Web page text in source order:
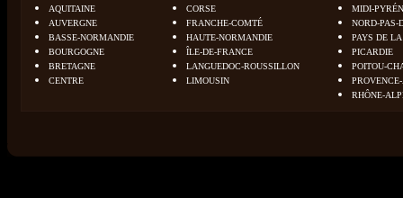
AQUITAINE
AUVERGNE
BASSE-NORMANDIE
BOURGOGNE
BRETAGNE
CENTRE
CORSE
FRANCHE-COMTÉ
HAUTE-NORMANDIE
ÎLE-DE-FRANCE
LANGUEDOC-ROUSSILLON
LIMOUSIN
MIDI-
NORD-PAS-
PAYS DE
PICARDIE
POITOU-
RHÔNE-